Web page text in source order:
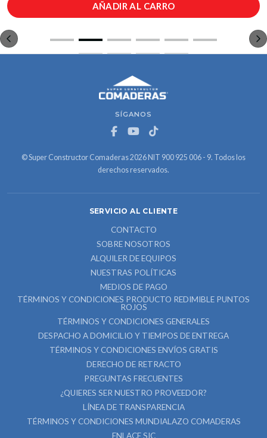
AÑADIR AL CARRO
SÍGANOS
© Super Constructor Comaderas 2026 NIT 900 925 006 - 9. Todos los
derechos reservados.
SERVICIO AL CLIENTE
CONTACTO
SOBRE NOSOTROS
ALQUILER DE EQUIPOS
NUESTRAS POLÍTICAS
MEDIOS DE PAGO
TÉRMINOS Y CONDICIONES PRODUCTO REDIMIBLE PUNTOS
ROJOS
TÉRMINOS Y CONDICIONES GENERALES
DESPACHO A DOMICILIO Y TIEMPOS DE ENTREGA
TÉRMINOS Y CONDICIONES ENVÍOS GRATIS
DERECHO DE RETRACTO
PREGUNTAS FRECUENTES
¿QUIERES SER NUESTRO PROVEEDOR?
LÍNEA DE TRANSPARENCIA
TÉRMINOS Y CONDICIONES MUNDIALAZO COMADERAS
ENLACE SIC